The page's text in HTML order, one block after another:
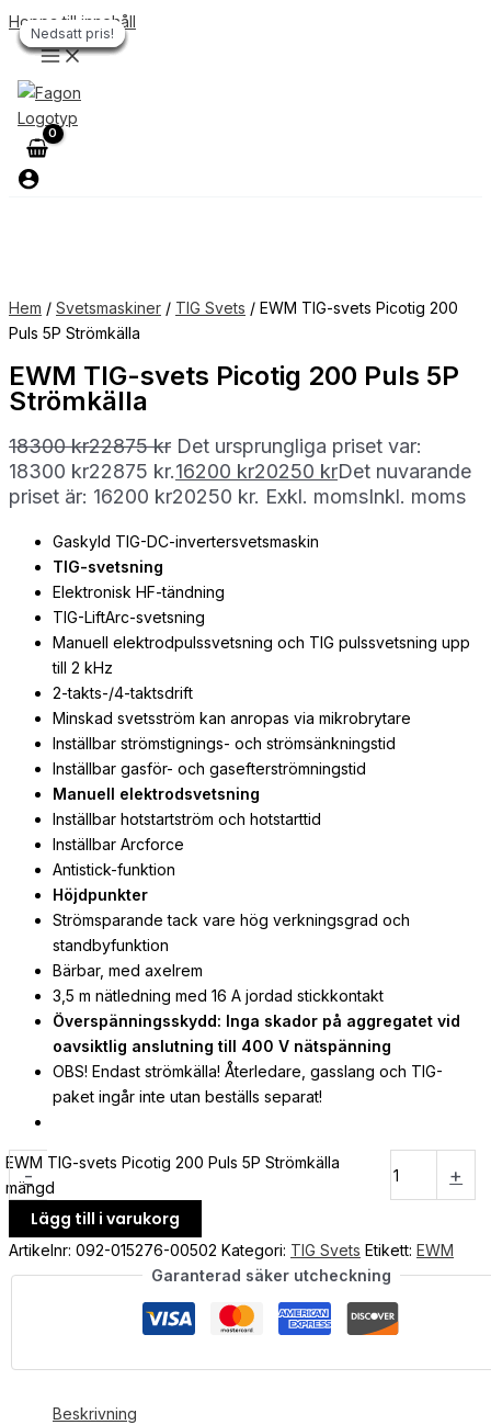
Hoppa till innehåll
Nedsatt pris!
Hem / Svetsmaskiner / TIG Svets / EWM TIG-svets Picotig 200
Puls 5P Strömkälla
EWM TIG-svets Picotig 200 Puls 5P
Strömkälla
18300kr22875kr Det ursprungliga priset var:
18300 kr22875 kr.16200 kr20250 krDet nuvarande
priset är: 16200 kr20250 kr. Exkl. momsInkl. moms
Gaskyld TIG-DC-invertersvetsmaskin
TIG-svetsning
Elektronisk HF-tändning
TIG-LiftArc-svetsning
Manuell elektrodpulssvetsning och TIG pulssvetsning upp
till 2 kHz
2-takts-/4-taktsdrift
Minskad svetsström kan anropas via mikrobrytare
Inställbar strömstignings- och strömsänkningstid
Inställbar gasför- och gasefterströmningstid
Manuell elektrodsvetsning
Inställbar hotstartström och hotstarttid
Inställbar Arcforce
Antistick-funktion
Höjdpunkter
Strömsparande tack vare hög verkningsgrad och
standbyfunktion
Bärbar, med axelrem
3,5 m nätledning med 16 A jordad stickkontakt
Överspänningsskydd: Inga skador på aggregatet vid
oavsiktlig anslutning till 400 V nätspänning
OBS! Endast strömkälla! Återledare, gasslang och TIG-
paket ingår inte utan beställs separat!
-
EWM TIG-svets Picotig 200 Puls 5P Strömkälla
mängd
+
Lägg till i varukorg
Artikelnr: 092-015276-00502 Kategori: TIG Svets Etikett: EWM
Garanterad säker utcheckning
Beskrivning
Nedsatt pris!
Nedsatt pris!
Nedsatt pris!
Nedsatt pris!
Nedsatt pris!
Nedsatt pris!